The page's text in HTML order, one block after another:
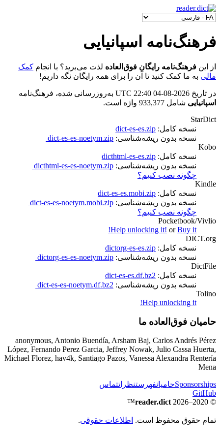
فرهنگ‌نامه اسپانیایی
از این فرهنگ‌نامه رایگان فوق‌العاده لذت می‌برید؟ با انجام کمک
مالی به ما کمک کنید تا آن را برای همه رایگان نگه داریم!
در تاریخ 2026-08-04 22:40 UTC
به‌روزرسانی شده، فرهنگ‌نامه
اسپانیایی شامل 933,377 واژه است.
StarDict
نسخه کامل: dict-es-es.zip
نسخه بدون ریشه‌شناسی: dict-es-es-noetym.zip
Kobo
نسخه کامل: dicthtml-es-es.zip
نسخه بدون ریشه‌شناسی: dicthtml-es-es-noetym.zip
چگونه نصب کنیم؟
Kindle
نسخه کامل: dict-es-es.mobi.zip
نسخه بدون ریشه‌شناسی: dict-es-es-noetym.mobi.zip
چگونه نصب کنیم؟
Pocketbook/Vivlio
Help unlocking it! orBuy it!
DICT.org
نسخه کامل: dictorg-es-es.zip
نسخه بدون ریشه‌شناسی: dictorg-es-es-noetym.zip
DictFile
نسخه کامل: dict-es-es.df.bz2
نسخه بدون ریشه‌شناسی: dict-es-es-noetym.df.bz2
Tolino
Help unlocking it!
حامیان فوق‌العاده ما
anonymous, Antonio Buendía, Arsham Baj, Carlos Andrés Pérez
López, Fernando Perez Garcia, Jeffrey Nowak, Julio Cassa Huerta,
Michael Florez, hav4k, Santiago Pazos, Vanessa Alexandra Rentería
Mena
Sponsorshipsحامیانفهرستنظراتتماس
GitHub
© 2020–2026
reader.dict
™
تمام حقوق محفوظ است. اطلاعات حقوقی.